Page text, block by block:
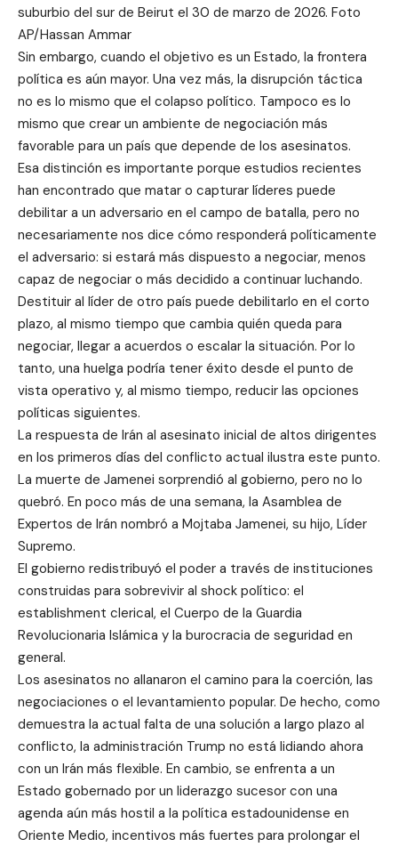
suburbio del sur de Beirut el 30 de marzo de 2026. Foto
AP/Hassan Ammar
Sin embargo, cuando el objetivo es un Estado, la frontera
política es aún mayor. Una vez más, la disrupción táctica
no es lo mismo que el colapso político. Tampoco es lo
mismo que crear un ambiente de negociación más
favorable para un país que depende de los asesinatos.
Esa distinción es importante porque estudios recientes
han encontrado que matar o capturar líderes puede
debilitar a un adversario en el campo de batalla, pero no
necesariamente nos dice cómo responderá políticamente
el adversario: si estará más dispuesto a negociar, menos
capaz de negociar o más decidido a continuar luchando.
Destituir al líder de otro país puede debilitarlo en el corto
plazo, al mismo tiempo que cambia quién queda para
negociar, llegar a acuerdos o escalar la situación. Por lo
tanto, una huelga podría tener éxito desde el punto de
vista operativo y, al mismo tiempo, reducir las opciones
políticas siguientes.
La respuesta de Irán al asesinato inicial de altos dirigentes
en los primeros días del conflicto actual ilustra este punto.
La muerte de Jamenei sorprendió al gobierno, pero no lo
quebró. En poco más de una semana, la Asamblea de
Expertos de Irán nombró a Mojtaba Jamenei, su hijo, Líder
Supremo.
El gobierno redistribuyó el poder a través de instituciones
construidas para sobrevivir al shock político: el
establishment clerical, el Cuerpo de la Guardia
Revolucionaria Islámica y la burocracia de seguridad en
general.
Los asesinatos no allanaron el camino para la coerción, las
negociaciones o el levantamiento popular. De hecho, como
demuestra la actual falta de una solución a largo plazo al
conflicto, la administración Trump no está lidiando ahora
con un Irán más flexible. En cambio, se enfrenta a un
Estado gobernado por un liderazgo sucesor con una
agenda aún más hostil a la política estadounidense en
Oriente Medio, incentivos más fuertes para prolongar el